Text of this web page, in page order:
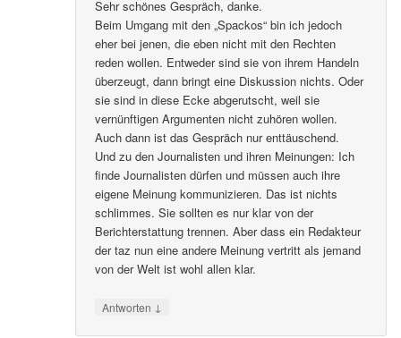
Sehr schönes Gespräch, danke.
Beim Umgang mit den „Spackos“ bin ich jedoch
eher bei jenen, die eben nicht mit den Rechten
reden wollen. Entweder sind sie von ihrem Handeln
überzeugt, dann bringt eine Diskussion nichts. Oder
sie sind in diese Ecke abgerutscht, weil sie
vernünftigen Argumenten nicht zuhören wollen.
Auch dann ist das Gespräch nur enttäuschend.
Und zu den Journalisten und ihren Meinungen: Ich
finde Journalisten dürfen und müssen auch ihre
eigene Meinung kommunizieren. Das ist nichts
schlimmes. Sie sollten es nur klar von der
Berichterstattung trennen. Aber dass ein Redakteur
der taz nun eine andere Meinung vertritt als jemand
von der Welt ist wohl allen klar.
Antworten ↓